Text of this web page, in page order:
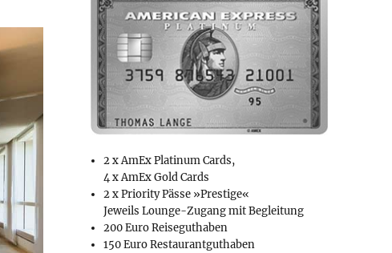
2 x AmEx Platinum Cards,
4 x AmEx Gold Cards
2 x Priority Pässe »Prestige«
Jeweils Lounge-Zugang mit Begleitung
200 Euro Reiseguthaben
150 Euro Restaurantguthaben